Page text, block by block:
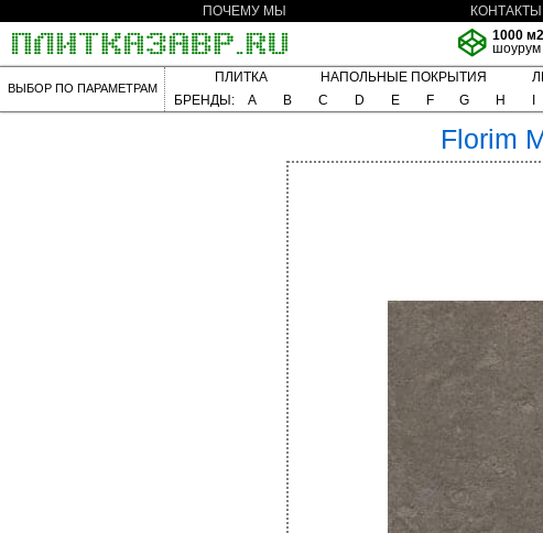
ПОЧЕМУ МЫ КОНТАКТЫ
1000 м2
шоурум
ВЫБОР ПО ПАРАМЕТРАМ
ПЛИТКА НАПОЛЬНЫЕ ПОКРЫТИЯ
БРЕНДЫ:
A B C D E F G H
Florim